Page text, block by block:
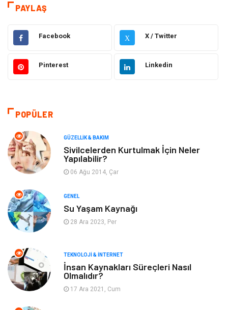
Eğitim & Kariyer
Gündem Hukuk
Moda Sağlıklı Yaşam
Bilgisayar & Yazılım
Makine
Giyim
Yeme & İçme
Keyif & Hobi Organizasyon
Gayrimenkul Spor
Finans& Ekonomi Anne & Çocuk
PAYLAŞ
Facebook X X / Twitter
Pinterest Linkedin
POPÜLER
GÜZELLIK & BAKIM
Sivilcelerden Kurtulmak İçin Neler
Yapılabilir?
06 Ağu 2014, Çar
GENEL
Su Yaşam Kaynağı
28 Ara 2023, Per
TEKNOLOJI & İNTERNET
İnsan Kaynakları Süreçleri Nasıl
Olmalıdır?
17 Ara 2021, Cum